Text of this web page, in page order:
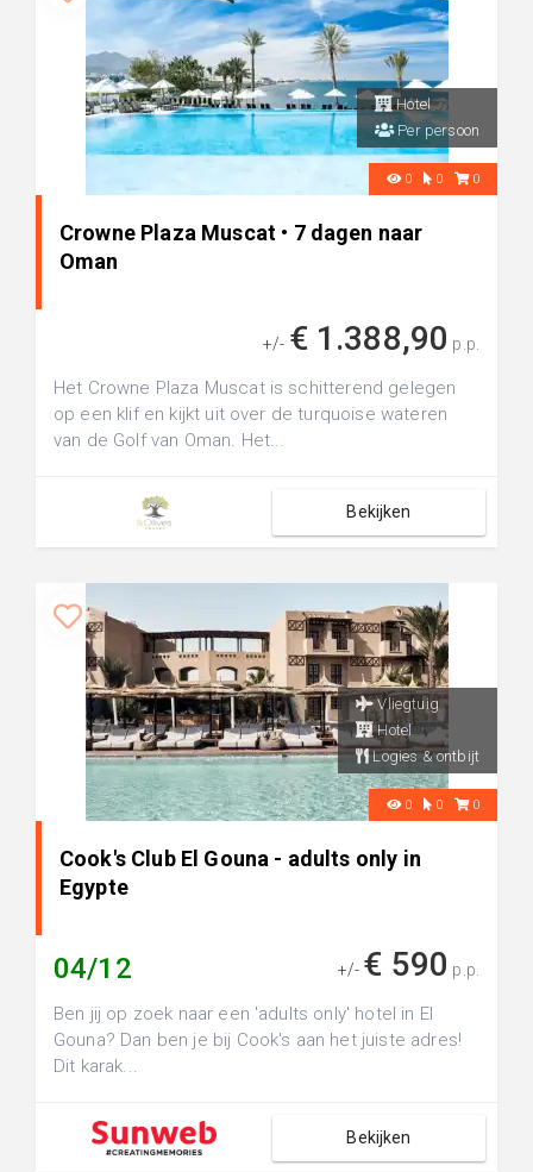
Hotel
Per persoon
0 0 0
Crowne Plaza Muscat • 7 dagen naar
Oman
+/- € 1.388,90 p.p.
Het Crowne Plaza Muscat is schitterend gelegen
op een klif en kijkt uit over de turquoise wateren
van de Golf van Oman. Het...
Bekijken
Vliegtuig
Hotel
Logies & ontbijt
0 0 0
Cook's Club El Gouna - adults only in
Egypte
04/12 +/- € 590 p.p.
Ben jij op zoek naar een 'adults only' hotel in El
Gouna? Dan ben je bij Cook's aan het juiste adres!
Dit karak...
Bekijken